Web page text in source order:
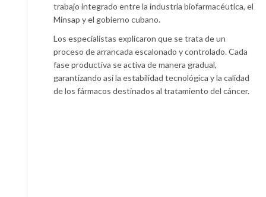
trabajo integrado entre la industria biofarmacéutica, el
Minsap y el gobierno cubano.
Los especialistas explicaron que se trata de un
proceso de arrancada escalonado y controlado. Cada
fase productiva se activa de manera gradual,
garantizando así la estabilidad tecnológica y la calidad
de los fármacos destinados al tratamiento del cáncer.